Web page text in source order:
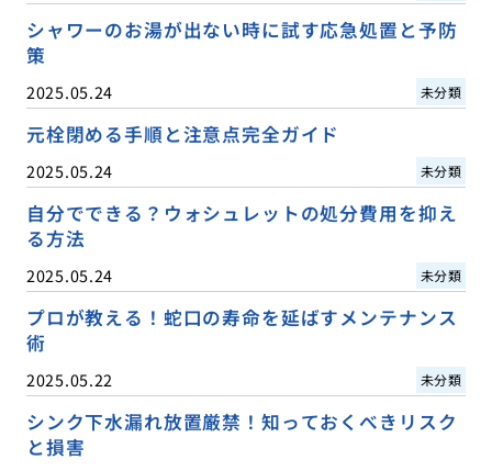
シャワーのお湯が出ない時に試す応急処置と予防
策
2025.05.24 未分類
元栓閉める手順と注意点完全ガイド
2025.05.24 未分類
自分でできる？ウォシュレットの処分費用を抑え
る方法
2025.05.24 未分類
プロが教える！蛇口の寿命を延ばすメンテナンス
術
2025.05.22 未分類
シンク下水漏れ放置厳禁！知っておくべきリスク
と損害